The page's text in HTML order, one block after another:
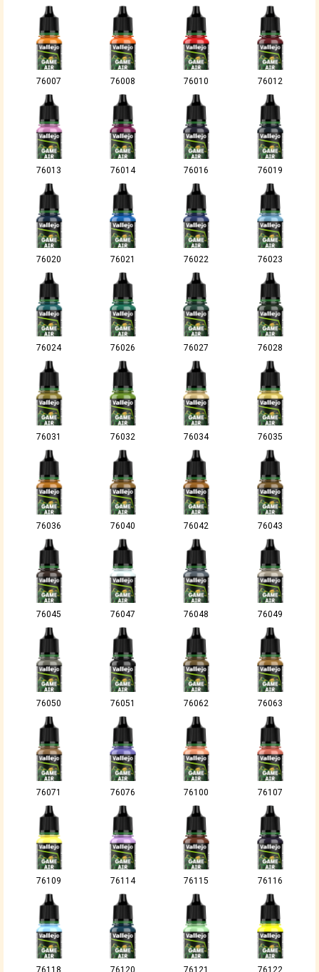
76007 76008 76010 76012
76013 76014 76016 76019
76020 76021 76022 76023
76024 76026 76027 76028
76031 76032 76034 76035
76036 76040 76042 76043
76045 76047 76048 76049
76050 76051 76062 76063
76071 76076 76100 76107
76109 76114 76115 76116
76118 76120 76121 76122